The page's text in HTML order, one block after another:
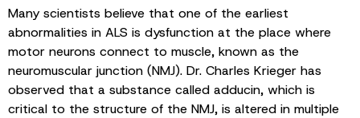
Many scientists believe that one of the earliest
abnormalities in ALS is dysfunction at the place where
motor neurons connect to muscle, known as the
neuromuscular junction (NMJ). Dr. Charles Krieger has
observed that a substance called adducin, which is
critical to the structure of the NMJ, is altered in multiple